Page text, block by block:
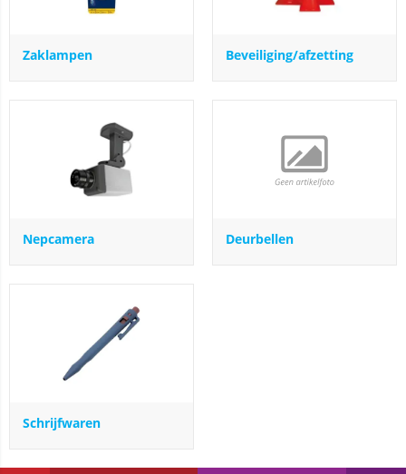
Zaklampen Beveiliging/afzetting
Nepcamera Deurbellen
Schrijfwaren